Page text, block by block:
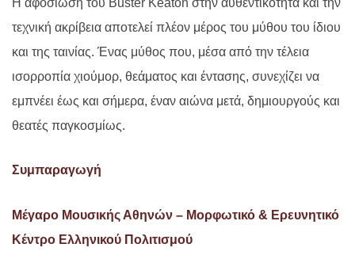
τεχνική ακρίβεια αποτελεί πλέον μέρος του μύθου του ίδιου
και της ταινίας. Ένας μύθος που, μέσα από την τέλεια
ισορροπία χιούμορ, θεάματος και έντασης, συνεχίζει να
εμπνέει έως και σήμερα, έναν αιώνα μετά, δημιουργούς και
θεατές παγκοσμίως.
Συμπαραγωγή
Μέγαρο Μουσικής Αθηνών – Μορφωτικό & Ερευνητικό
Κέντρο Ελληνικού Πολιτισμού